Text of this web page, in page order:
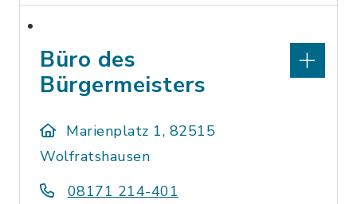
Büro des
Bürgermeisters
Marienplatz 1, 82515
Wolfratshausen
08171 214-401